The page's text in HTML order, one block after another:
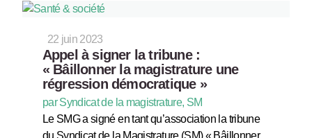
22 juin 2023
Appel à signer la tribune :
« Bâillonner la magistrature une
régression démocratique »
par Syndicat de la magistrature, SM
Le SMG a signé en tant qu’association la tribune
du Syndicat de la Magistrature (SM) « Bâillonner